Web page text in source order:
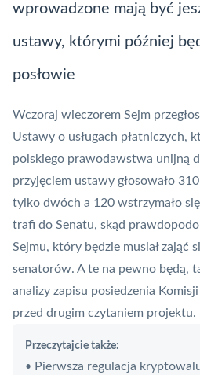
wprowadzone mają być
ustawy, którymi później
posłowie
Wczoraj wieczorem Sejm
Ustawy o usługach płatniczych,
polskiego prawodawstwa unijną
przyjęciem ustawy głosowało
tylko dwóch a 120 wstrzymało
trafi do Senatu, skąd
Sejmu, który będzie musiał zająć
senatorów. A te na pewno będą,
analizy zapisu posiedzenia
przed drugim czytaniem projektu.
Przeczytajcie także:
• Pierwsza regulacja